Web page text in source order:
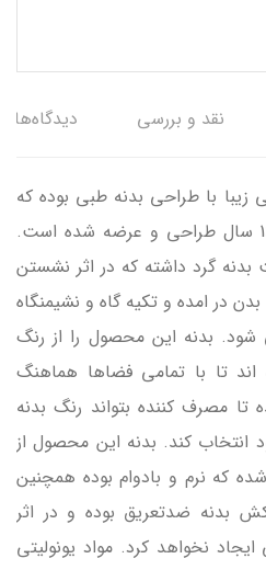
نقد و بررسی دیدگاه‌ها
با طراحی بدنه طبی بوده که
برای استفاده افراد بزرگتر از 16 سال طراحی و عرضه شده است.
گرد داشته که در اثر نشستن
بدن در امده و تکیه گاه و نشیمنگاه
بدنه این محصول را از رنگ
تا با تمامی فضاها هماهنگ
تا مصرف کننده بتواند رنگ بدنه
انتخاب کند. بدنه این محصول از
که نرم و بادوام بوده همچنین
بدنه ضدتعریق بوده و در اثر
نخواهد کرد. مواد یونولیتی